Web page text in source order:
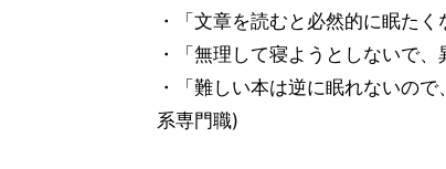
・「文章を読むと必然的に眠た
・「無理して寝ようとしないで
・「難しい本は逆に眠れないの
系専門職)